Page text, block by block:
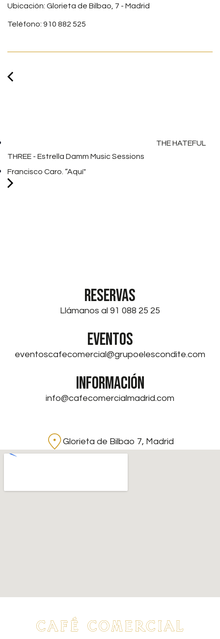
Ubicación: Glorieta de Bilbao, 7 - Madrid
Teléfono: 910 882 525
THE HATEFUL
THREE - Estrella Damm Music Sessions
Francisco Caro. “Aquí"
RESERVAS
Llámanos al 91 088 25 25
EVENTOS
eventoscafecomercial@grupoelescondite.com
INFORMACIÓN
info@cafecomercialmadrid.com
Glorieta de Bilbao 7, Madrid